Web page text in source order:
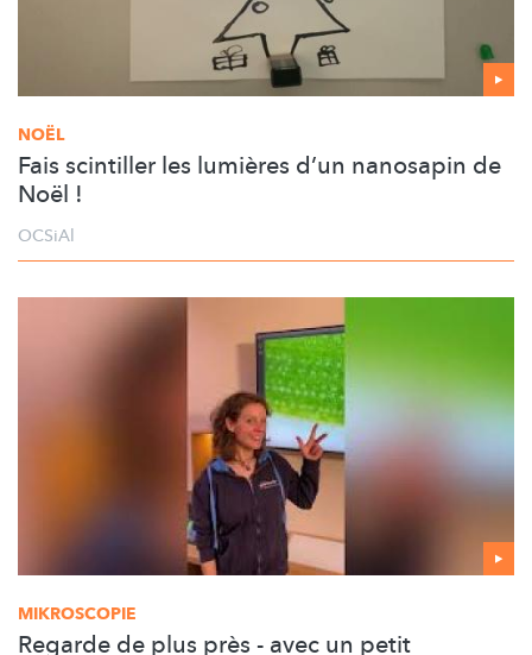
NOËL
Fais scintiller les lumières d’un nanosapin de
Noël !
OCSiAl
MIKROSCOPIE
Regarde de plus près - avec un petit